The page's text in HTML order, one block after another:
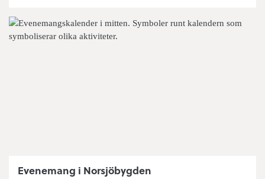
Evenemang i Norsjöbygden